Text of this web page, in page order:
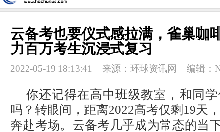
云备考也要仪式感拉满，雀巢咖
力百万考生沉浸式复习
2022-05-19 18:13:41 来源： 环球资讯网 编辑：
你还记得在高中班级教室，和同
吗？转眼间，距离2022高考仅剩19天
奔赴考场。云备考几乎成为常态的当